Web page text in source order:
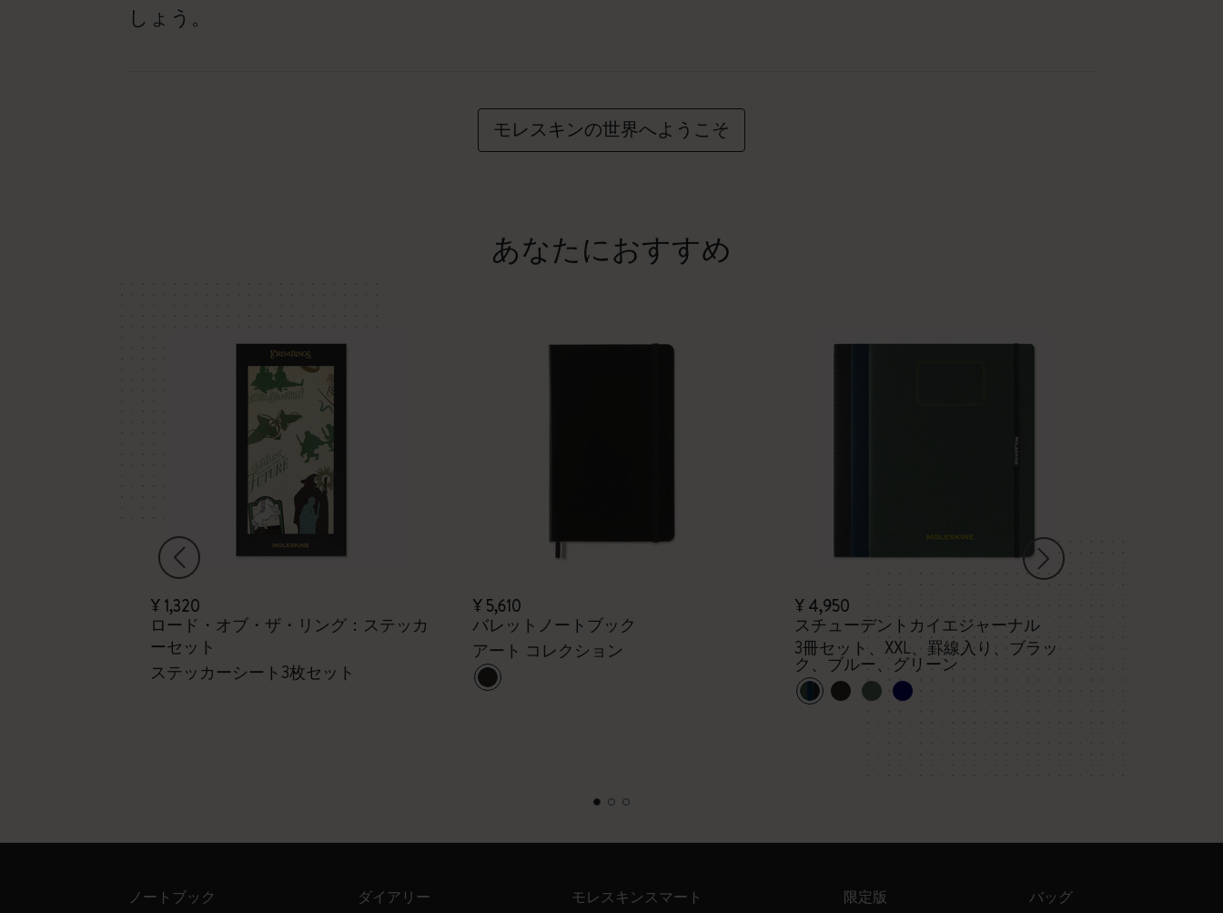
しょう。
モレスキンの世界へようこそ
あなたにおすすめ
¥ 1,320
ロード・オブ・ザ・リング：ステッカ
ーセット
ステッカーシート3枚セット
¥ 5,610
バレットノートブック
アート コレクション
¥ 4,950
スチューデントカイエジャーナル
3冊セット、XXL、罫線入り、ブラッ
ク、ブルー、グリーン
ノートブック ダイアリー モレスキンスマート 限定版 バッグ